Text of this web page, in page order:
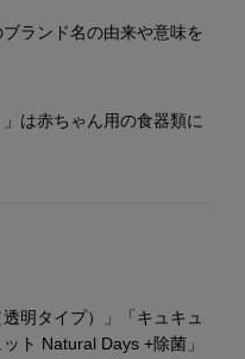
ブランド名の由来や意味を
は赤ちゃん用の食器類に
明タイプ）」「キュキュ
ト Natural Days +除菌」